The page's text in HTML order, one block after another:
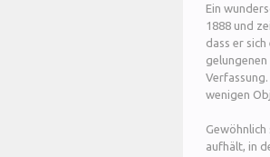
Ein
1888 und
dass er
wenigen
aufhält, in